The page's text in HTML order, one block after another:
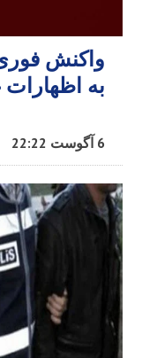
واکنش
به
6 آگوست 22:22